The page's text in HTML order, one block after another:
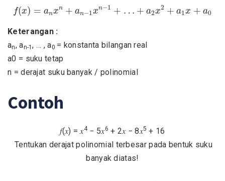
f(x) = anxn + an−1xn−1 + … + a2x2 + a1x + a0
nx xn− +a
Keterangan :
an, an-1, … , a0 = konstanta bilangan real
a0 = suku tetap
n = derajat suku banyak / polinomial
Contoh
𝑓(𝑥) = 𝑥4− 5𝑥6 + 2𝑥 − 8𝑥5 + 16
Tentukan derajat polinomial terbesar pada bentuk suku
banyak diatas!